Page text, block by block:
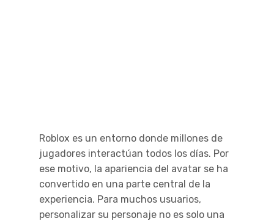
Roblox es un entorno donde millones de
jugadores interactúan todos los días. Por
ese motivo, la apariencia del avatar se ha
convertido en una parte central de la
experiencia. Para muchos usuarios,
personalizar su personaje no es solo una